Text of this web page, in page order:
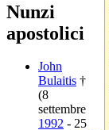
Nunzi
apostolici
John
Bulaitis †
(8
settembre
1992 - 25